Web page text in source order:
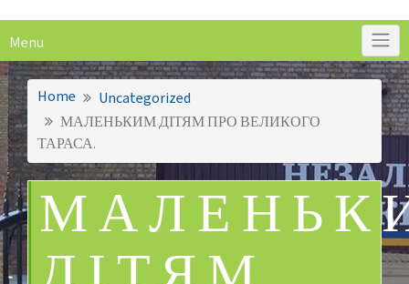
Menu
Home
Uncategorized
МАЛЕНЬКИМ ДІТЯМ ПРО ВЕЛИКОГО
ТАРАСА.